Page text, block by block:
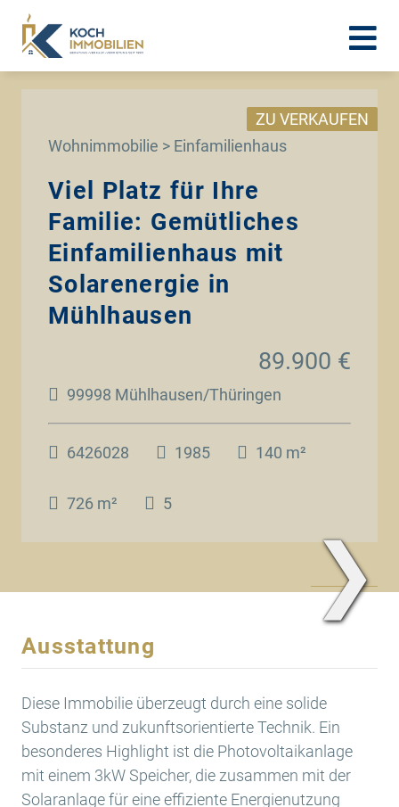
Wohnimmobilie > Einfamilienhaus
ZU VERKAUFEN
Viel Platz für Ihre
Familie: Gemütliches
Einfamilienhaus mit
Solarenergie in
Mühlhausen
99998 Mühlhausen/Thüringen
89.900 €
6426028 1985 140 m²
726 m² 5
❯
Ausstattung
Diese Immobilie überzeugt durch eine solide
Substanz und zukunftsorientierte Technik. Ein
besonderes Highlight ist die Photovoltaikanlage
mit einem 3kW Speicher, die zusammen mit der
Solaranlage für eine effiziente Energienutzung